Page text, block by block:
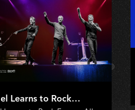
Learns to Rock